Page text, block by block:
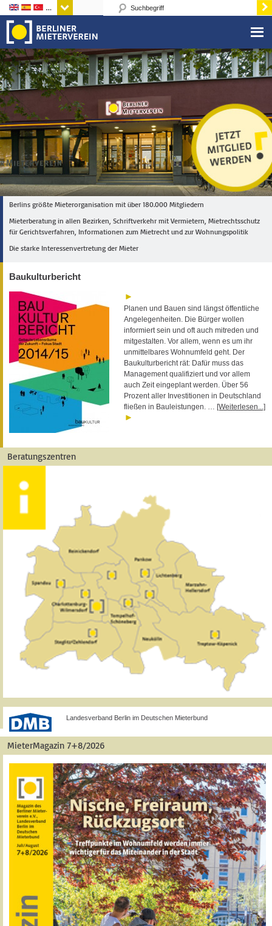
Sprachen
Berlins größte Mieterorganisation mit über 180.000 Mitgliedern
Mieterberatung in allen Bezirken, Schriftverkehr mit Vermietern, Mietrechtsschutz
für Gerichtsverfahren, Informationen zum Mietrecht und zur Wohnungspolitik
Die starke Interessenvertretung der Mieter
Baukulturbericht
Planen und Bauen sind längst öffentliche
Angelegenheiten. Die Bürger wollen
informiert sein und oft auch mitreden und
mitgestalten. Vor allem, wenn es um ihr
unmittelbares Wohnumfeld geht. Der
Baukulturbericht rät: Dafür muss das
Management qualifiziert und vor allem
auch Zeit eingeplant werden. Über 56
Prozent aller Investitionen in Deutschland
fließen in Bauleistungen. … [Weiterlesen...]
Beratungszentren
Landesverband Berlin im Deutschen Mieterbund
MieterMagazin 7+8/2026